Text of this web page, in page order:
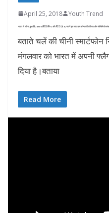
April 25, 2018 Youth Trend
भारत में लॉन्च हुआ Huawei P20 Pro और P20 Lite, जानें इस लाजवाब फोन की कीमत और स्पेसिफिकेशंस
बताते चलें की चीनी
मंगलवार को भारत में अपनी
दिया है।बताया
Read More